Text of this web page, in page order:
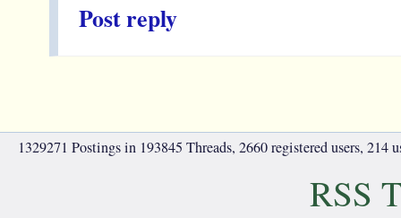
Post reply
1329271 Postings in 193845 Threads, 2660 registered users, 214
RSS